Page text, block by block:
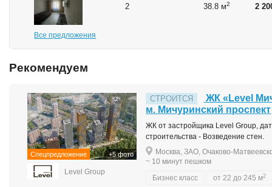
2 38.8 м2 2
Все предложения
Рекомендуем
Спецпредложение +5 фото
Level Group
СТРОИТСЯ
ЖК «Level
м. Мичуринский проспект
ЖК от застройщика Level Group,
строительства - Возведение стен.
Москва, ЗАО, Очаково-
~ 10 минут пешком
Бизнес класс
от 22 до 245 м2